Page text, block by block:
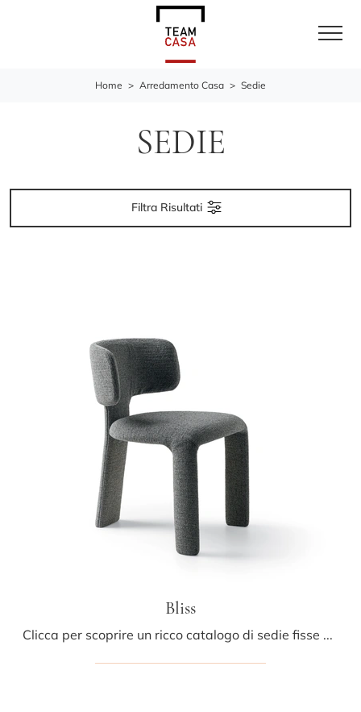
Home > Arredamento Casa > Sedie
SEDIE
Filtra Risultati
Bliss
Clicca per scoprire un ricco catalogo di sedie fisse per stanze design: il modello Bliss di Ditre Italia ti attende!